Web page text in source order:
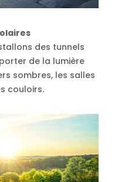
des tunnels
de la lumière
sombres, les salles
couloirs.